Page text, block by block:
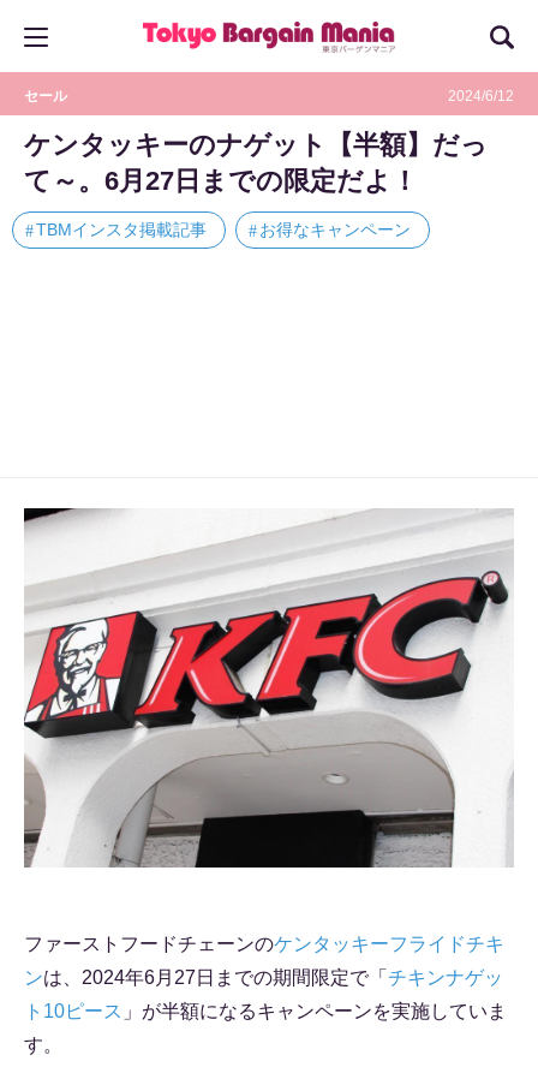
セール 2024/6/12
ケンタッキーのナゲット【半額】だっ
て～。6月27日までの限定だよ！
TBMインスタ掲載記事 お得なキャンペーン
ファーストフードチェーンのケンタッキーフライドチキ
ンは、2024年6月27日までの期間限定で「 チキンナゲッ
ト10ピース 」が半額になるキャンペーンを実施していま
す。